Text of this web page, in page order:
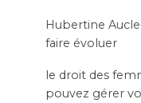
Hubertine
faire évoluer
le droit des
pouvez gérer